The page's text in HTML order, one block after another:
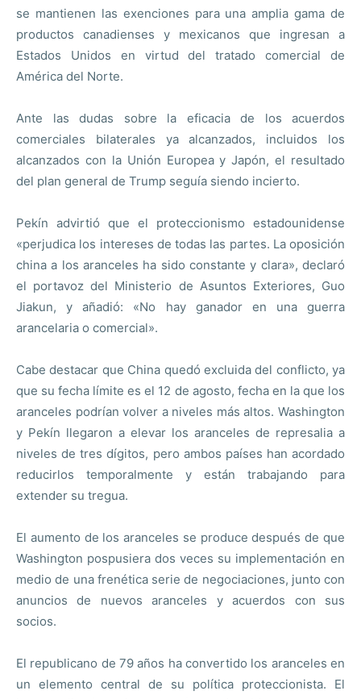
se mantienen las exenciones para una amplia gama de
productos canadienses y mexicanos que ingresan a
Estados Unidos en virtud del tratado comercial de
América del Norte.
Ante las dudas sobre la eficacia de los acuerdos
comerciales bilaterales ya alcanzados, incluidos los
alcanzados con la Unión Europea y Japón, el resultado
del plan general de Trump seguía siendo incierto.
Pekín advirtió que el proteccionismo estadounidense
«perjudica los intereses de todas las partes. La oposición
china a los aranceles ha sido constante y clara», declaró
el portavoz del Ministerio de Asuntos Exteriores, Guo
Jiakun, y añadió: «No hay ganador en una guerra
arancelaria o comercial».
Cabe destacar que China quedó excluida del conflicto, ya
que su fecha límite es el 12 de agosto, fecha en la que los
aranceles podrían volver a niveles más altos. Washington
y Pekín llegaron a elevar los aranceles de represalia a
niveles de tres dígitos, pero ambos países han acordado
reducirlos temporalmente y están trabajando para
extender su tregua.
El aumento de los aranceles se produce después de que
Washington pospusiera dos veces su implementación en
medio de una frenética serie de negociaciones, junto con
anuncios de nuevos aranceles y acuerdos con sus
socios.
El republicano de 79 años ha convertido los aranceles en
un elemento central de su política proteccionista. El